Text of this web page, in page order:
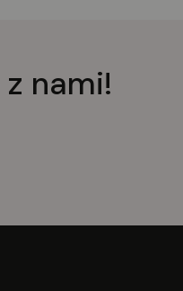
z nami!